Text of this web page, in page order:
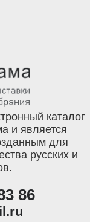
каталог
и является
для
русских и
86